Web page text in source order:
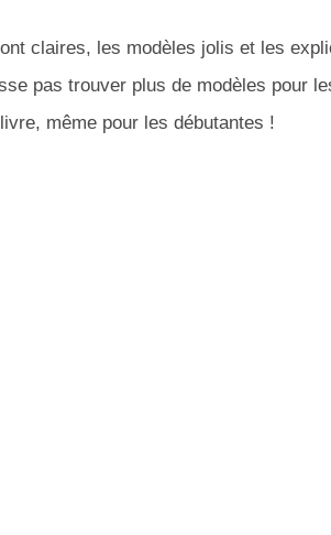
claires, les modèles jolis et les
pas trouver plus de modèles pour
même pour les débutantes !